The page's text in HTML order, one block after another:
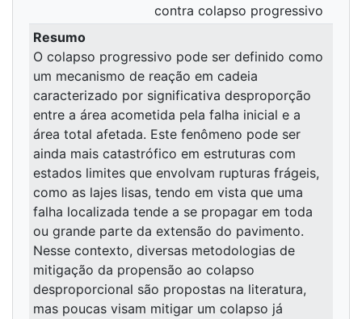
contra colapso progressivo
Resumo
O colapso progressivo pode ser definido como
um mecanismo de reação em cadeia
caracterizado por significativa desproporção
entre a área acometida pela falha inicial e a
área total afetada. Este fenômeno pode ser
ainda mais catastrófico em estruturas com
estados limites que envolvam rupturas frágeis,
como as lajes lisas, tendo em vista que uma
falha localizada tende a se propagar em toda
ou grande parte da extensão do pavimento.
Nesse contexto, diversas metodologias de
mitigação da propensão ao colapso
desproporcional são propostas na literatura,
mas poucas visam mitigar um colapso já